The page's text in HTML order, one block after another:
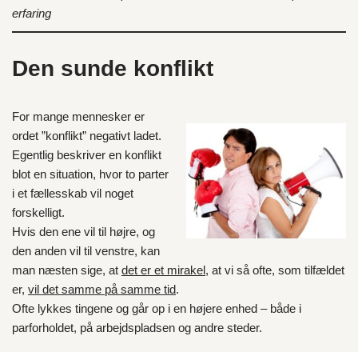
erfaring
Den sunde konflikt
For mange mennesker er
ordet ”konflikt” negativt ladet.
Egentlig beskriver en konflikt
blot en situation, hvor to parter
i et fællesskab vil noget
forskelligt.
Hvis den ene vil til højre, og
den anden vil til venstre, kan
man næsten sige, at det er et mirakel, at vi så ofte, som tilfældet
er, vil det samme på samme tid.
Ofte lykkes tingene og går op i en højere enhed – både i
parforholdet, på arbejdspladsen og andre steder.